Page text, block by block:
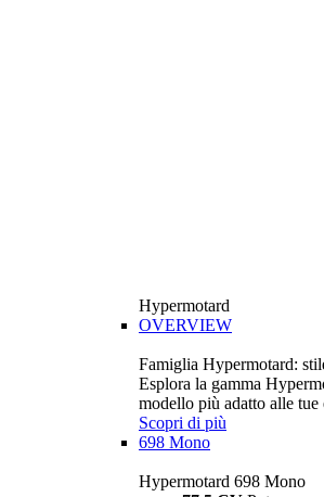
Hypermotard
OVERVIEW
Famiglia Hypermotard:
Esplora la gamma
modello più adatto alle tue
Scopri di più
698 Mono
Hypermotard 698 Mono